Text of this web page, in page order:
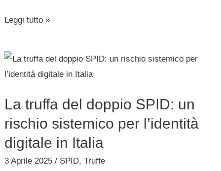
Leggi tutto »
La truffa del doppio SPID: un
rischio sistemico per l’identità
digitale in Italia
3 Aprile 2025/ SPID,Truffe
La
truffa
doppio
SPID:
un
rischio
sistemico